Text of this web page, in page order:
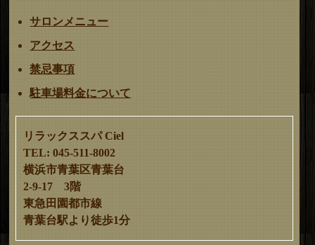
サロンメニュー
アクセス
禁忌事項
駐車場料金について
リラックススパ Ciel
TEL: 045-511-8002
横浜市青葉区青葉台
2-9-17 3階
東急田園都市線
青葉台駅より徒歩1分